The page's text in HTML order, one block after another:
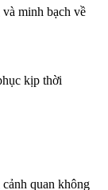
minh bạch về
kịp thời
quan không